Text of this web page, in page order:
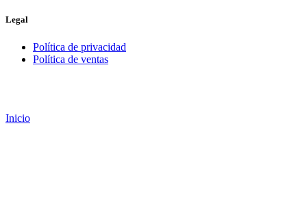
Legal
Política de privacidad
Política de ventas
Inicio